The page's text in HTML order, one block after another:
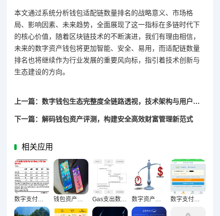
本文通过系统分析钱包适配链数量排名的战略意义、市场格
局、影响因素、未来趋势，全面展现了这一指标在多链时代下
的核心价值，随着区块链技术的不断演进，我们有理由相信，
未来的数字资产钱包将更加智能、安全、易用，而适配链数量
排名也将继续作为行业发展的重要风向标，指引着技术创新与
生态建设的方向。
上一篇：数字钱包生态完整度全链路透视，技术架构与用户价值的多维解析
下一篇：解码钱包资产评测，构建安全高效财富管理新范式
相关应用
数字支付浪潮下钱包高频使用激活市场新动能 钱包资产多元化，构建新时代财富管理生态的必然选择 Gas支出数据解码，钱包行为变迁的底层逻辑洞察 数字资产持币新常态，钱包平均持币周期显著延长的多维透视 数字支付时代钱包转账金额两极化趋势的结构性变革逻辑